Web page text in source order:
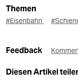
Themen
#Eisenbahn
Feedback
Diesen Artikel